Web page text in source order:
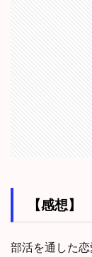
【感想】
部活を通した